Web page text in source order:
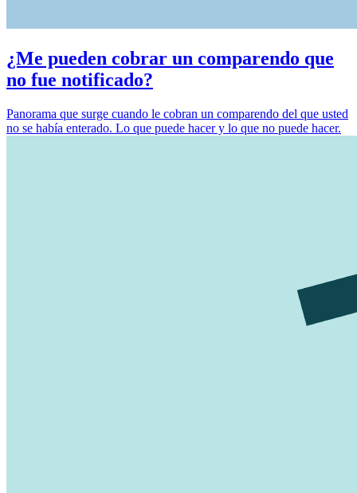
¿Me pueden cobrar un comparendo que
no fue notificado?
Panorama que surge cuando le cobran un comparendo del que usted
no se había enterado. Lo que puede hacer y lo que no puede hacer.